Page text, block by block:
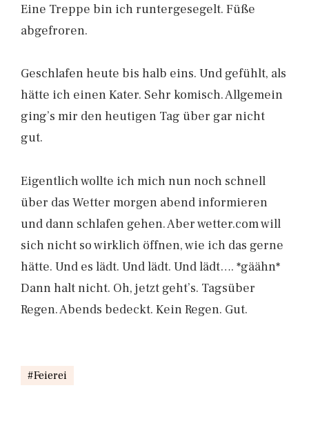
Eine Treppe bin ich runtergesegelt. Füße
abgefroren.
Geschlafen heute bis halb eins. Und gefühlt, als
hätte ich einen Kater. Sehr komisch. Allgemein
ging’s mir den heutigen Tag über gar nicht
gut.
Eigentlich wollte ich mich nun noch schnell
über das Wetter morgen abend informieren
und dann schlafen gehen. Aber wetter.com will
sich nicht so wirklich öffnen, wie ich das gerne
hätte. Und es lädt. Und lädt. Und lädt…. *gäähn*
Dann halt nicht. Oh, jetzt geht’s. Tagsüber
Regen. Abends bedeckt. Kein Regen. Gut.
Feierei